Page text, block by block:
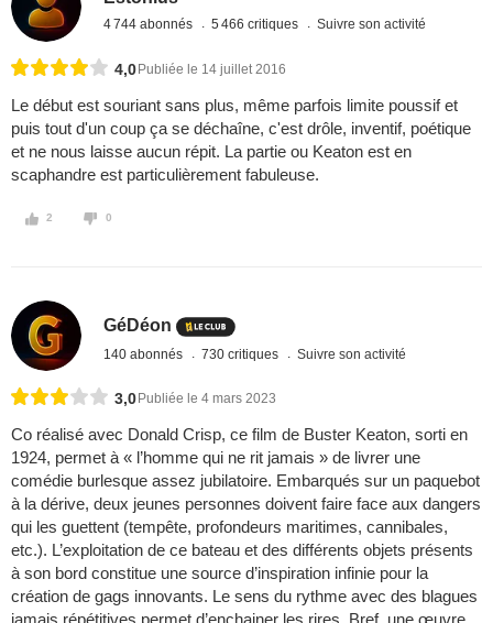
4 744 abonnés 5 466 critiques Suivre son activité
4,0 Publiée le 14 juillet 2016
Le début est souriant sans plus, même parfois limite poussif et
puis tout d'un coup ça se déchaîne, c'est drôle, inventif, poétique
et ne nous laisse aucun répit. La partie ou Keaton est en
scaphandre est particulièrement fabuleuse.
2 0
GéDéon
140 abonnés 730 critiques Suivre son activité
3,0 Publiée le 4 mars 2023
Co réalisé avec Donald Crisp, ce film de Buster Keaton, sorti en
1924, permet à « l’homme qui ne rit jamais » de livrer une
comédie burlesque assez jubilatoire. Embarqués sur un paquebot
à la dérive, deux jeunes personnes doivent faire face aux dangers
qui les guettent (tempête, profondeurs maritimes, cannibales,
etc.). L’exploitation de ce bateau et des différents objets présents
à son bord constitue une source d’inspiration infinie pour la
création de gags innovants. Le sens du rythme avec des blagues